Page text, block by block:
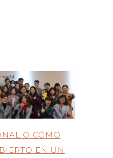
O CÓMO
EN UN